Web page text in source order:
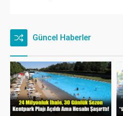
Güncel Haberler